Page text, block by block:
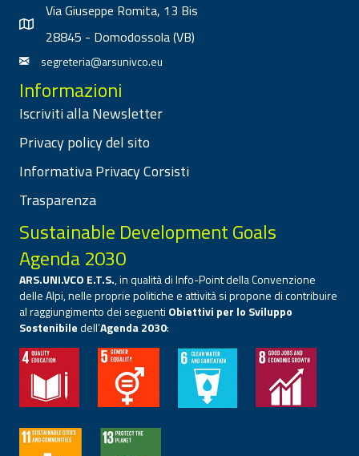
Via Giuseppe Romita, 13 Bis
28845 - Domodossola (VB)
segreteria@arsunivco.eu
Informazioni
Iscriviti alla Newsletter
Privacy policy del sito
Informativa Privacy Corsisti
Trasparenza
Sustainable Development Goals
Agenda 2030
ARS.UNI.VCO E.T.S., in qualità di Info-Point della Convenzione
delle Alpi, nelle proprie politiche e attività si propone di contribuire
al raggiungimento dei seguenti Obiettivi per lo Sviluppo
Sostenibiledell’Agenda 2030: